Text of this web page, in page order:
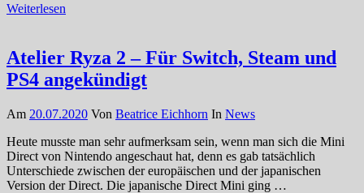
Weiterlesen
Atelier Ryza 2 – Für Switch, Steam und
PS4 angekündigt
Am 20.07.2020 Von Beatrice Eichhorn In News
Heute musste man sehr aufmerksam sein, wenn man sich die Mini
Direct von Nintendo angeschaut hat, denn es gab tatsächlich
Unterschiede zwischen der europäischen und der japanischen
Version der Direct. Die japanische Direct Mini ging …